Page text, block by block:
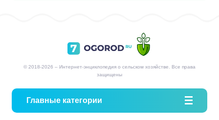
© 2018-2026 – Интернет-энциклопедия о сельском хозяйстве. Все права
защищены
Главные категории